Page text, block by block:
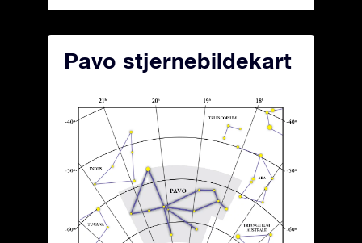
Pavo stjernebildekart